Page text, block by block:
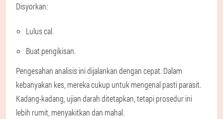
Disyorkan:
Lulus cal.
Buat pengikisan.
Pengesahan analisis ini dijalankan dengan cepat. Dalam
kebanyakan kes, mereka cukup untuk mengenal pasti parasit.
Kadang-kadang, ujian darah ditetapkan, tetapi prosedur ini
lebih rumit, menyakitkan dan mahal.